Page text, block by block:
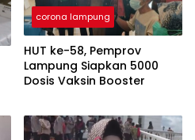
corona lampung
HUT ke-58, Pemprov
Lampung Siapkan 5000
Dosis Vaksin Booster